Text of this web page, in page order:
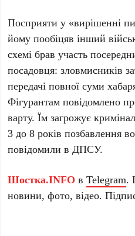
Посприяти у «вирішенні
йому пообіцяв інший
схемі брав участь
посадовця: зловмисників
передачі повної суми
Фігурантам повідомлено
варту. Їм загрожує
3 до 8 років позбавлення
повідомили в ДПСУ.
Шостка.INFO вTelegram.
новини, фото, відео.